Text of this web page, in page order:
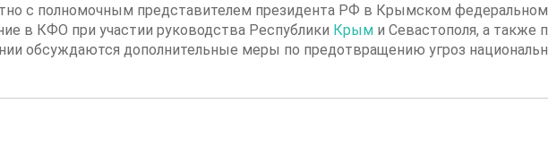
с полномочным представителем президента РФ в Крымском
в КФО при участии руководства Республики Крым и Севастополя, а также
обсуждаются дополнительные меры по предотвращению угроз